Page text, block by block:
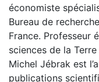
économiste
Bureau de
France. Professeur
sciences de la Terre
Michel Jébrak est
publications